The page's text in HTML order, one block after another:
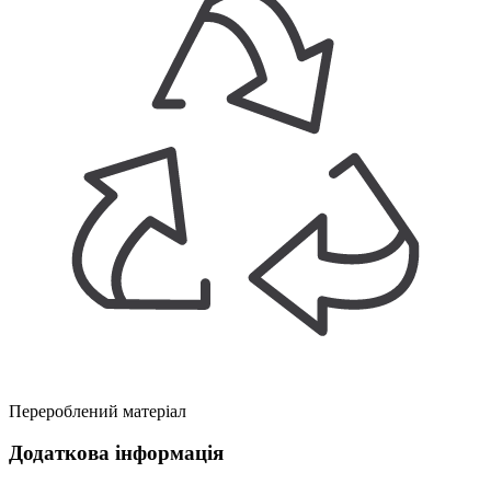
Перероблений матеріал
Додаткова інформація